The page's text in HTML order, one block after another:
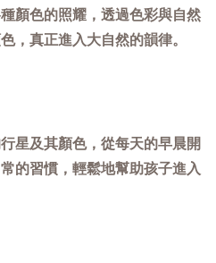
顏色的照耀，透過色彩與自然
，真正進入大自然的韻律。
星及其顏色，從每天的早晨開
的習慣，輕鬆地幫助孩子進入